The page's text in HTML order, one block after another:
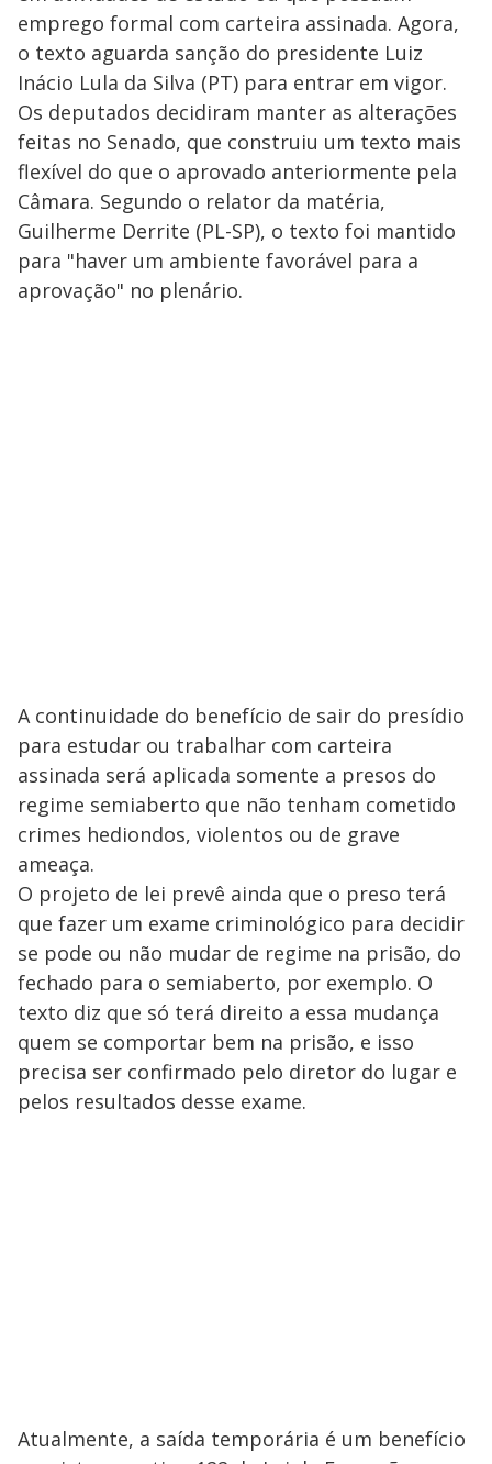
emprego formal com carteira assinada. Agora,
o texto aguarda sanção do presidente Luiz
Inácio Lula da Silva (PT) para entrar em vigor.
Os deputados decidiram manter as alterações
feitas no Senado, que construiu um texto mais
flexível do que o aprovado anteriormente pela
Câmara. Segundo o relator da matéria,
Guilherme Derrite (PL-SP), o texto foi mantido
para "haver um ambiente favorável para a
aprovação" no plenário.
A continuidade do benefício de sair do presídio
para estudar ou trabalhar com carteira
assinada será aplicada somente a presos do
regime semiaberto que não tenham cometido
crimes hediondos, violentos ou de grave
ameaça.
O projeto de lei prevê ainda que o preso terá
que fazer um exame criminológico para decidir
se pode ou não mudar de regime na prisão, do
fechado para o semiaberto, por exemplo. O
texto diz que só terá direito a essa mudança
quem se comportar bem na prisão, e isso
precisa ser confirmado pelo diretor do lugar e
pelos resultados desse exame.
Atualmente, a saída temporária é um benefício